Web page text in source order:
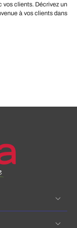
vos clients. Décrivez un
à vos clients dans